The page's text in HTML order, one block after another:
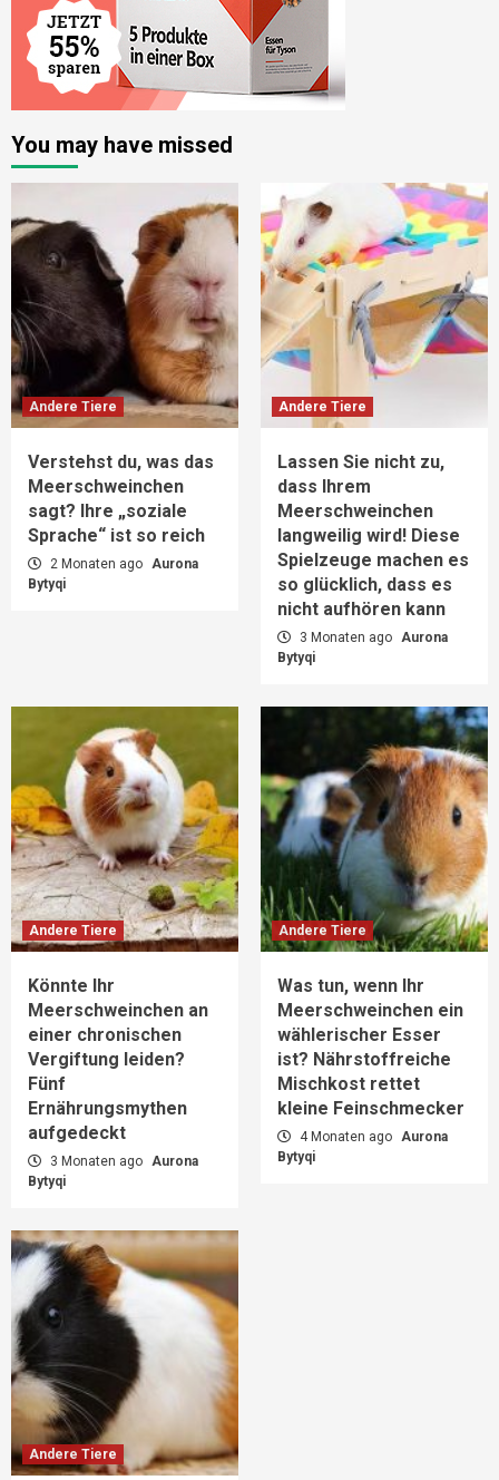
You may have missed
Andere Tiere
Verstehst du, was das
Meerschweinchen
sagt? Ihre „soziale
Sprache“ ist so reich
2 Monaten ago Aurona
Bytyqi
Andere Tiere
Lassen Sie nicht zu,
dass Ihrem
Meerschweinchen
langweilig wird! Diese
Spielzeuge machen es
so glücklich, dass es
nicht aufhören kann
3 Monaten ago Aurona
Bytyqi
Andere Tiere
Könnte Ihr
Meerschweinchen an
einer chronischen
Vergiftung leiden?
Fünf
Ernährungsmythen
aufgedeckt
3 Monaten ago Aurona
Bytyqi
Andere Tiere
Was tun, wenn Ihr
Meerschweinchen ein
wählerischer Esser
ist? Nährstoffreiche
Mischkost rettet
kleine Feinschmecker
4 Monaten ago Aurona
Bytyqi
Andere Tiere